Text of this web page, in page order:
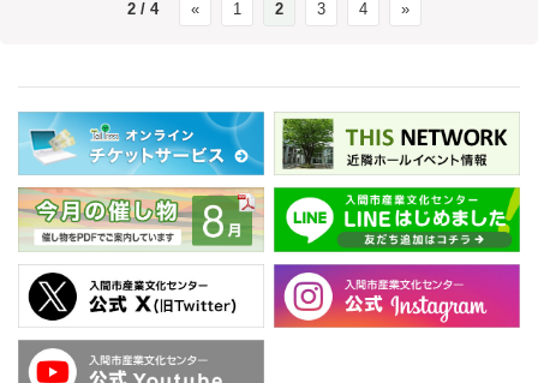
2 / 4 « 1 2 3 4 »